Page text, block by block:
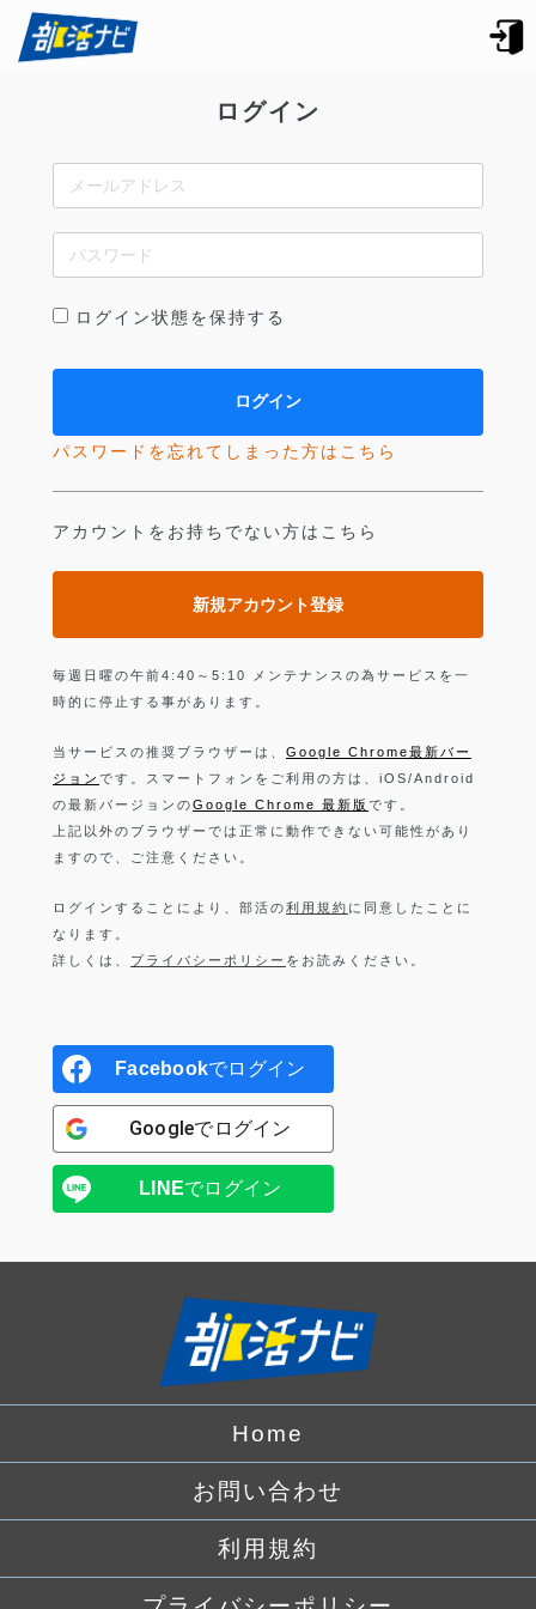
ログイン
ログイン状態を保持する
パスワードを忘れてしまった方はこちら
アカウントをお持ちでない方はこちら
新規アカウント登録
毎週日曜の午前4:40～5:10 メンテナンスの為サービスを一
時的に停止する事があります。
当サービスの推奨ブラウザーは、 Google Chrome最新バー
ジョン です。スマートフォンをご利用の方は、iOS/Android
の最新バージョンのGoogle Chrome 最新版 です。
上記以外のブラウザーでは正常に動作できない可能性があり
ますので、ご注意ください。
ログインすることにより、部活の利用規約 に同意したことに
なります。
詳しくは、 プライバシーポリシー をお読みください。
Facebookでログイン
Googleでログイン
LINEでログイン
Home
お問い合わせ
利用規約